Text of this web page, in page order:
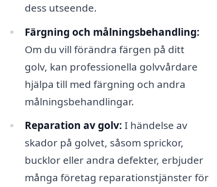
dess utseende.
Färgning och målningsbehandling:
Om du vill förändra färgen på ditt
golv, kan professionella golvvårdare
hjälpa till med färgning och andra
målningsbehandlingar.
Reparation av golv: I händelse av
skador på golvet, såsom sprickor,
bucklor eller andra defekter, erbjuder
många företag reparationstjänster för